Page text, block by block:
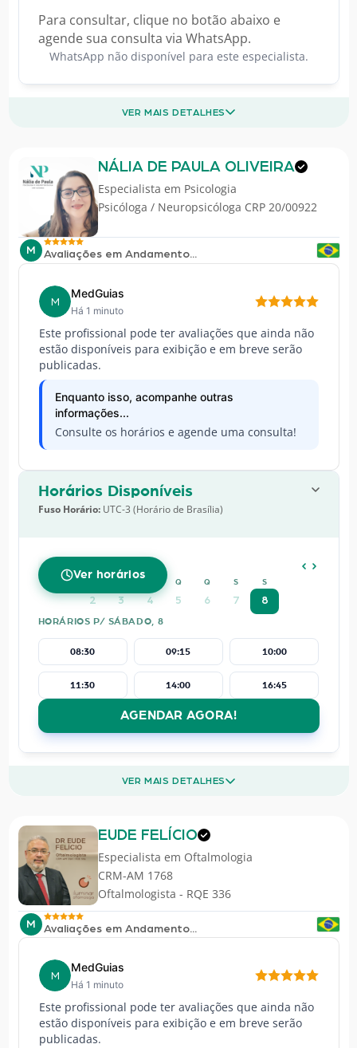
Para consultar, clique no botão abaixo e
agende sua consulta via WhatsApp.
WhatsApp não disponível para este especialista.
VER MAIS DETALHES
NÁLIA DE PAULA OLIVEIRA
Especialista em Psicologia
Psicóloga / Neuropsicóloga CRP 20/00922
M Avaliações em Andamento...
M
MedGuias
Há 1 minuto
Este profissional pode ter avaliações que ainda não
estão disponíveis para exibição e em breve serão
publicadas.
Enquanto isso, acompanhe outras
informações...
Consulte os horários e agende uma consulta!
Horários Disponíveis
Fuso Horário:UTC-3 (Horário de Brasília)
Ver horários
AGOSTO 2026
Q Q S S
2 3 4 5 6 7 8
HORÁRIOS P/ SÁBADO, 8
08:30 09:15 10:00
11:30 14:00 16:45
AGENDAR AGORA!
VER MAIS DETALHES
EUDE FELÍCIO
Especialista em Oftalmologia
CRM-AM 1768
Oftalmologista - RQE 336
M Avaliações em Andamento...
M
MedGuias
Há 1 minuto
Este profissional pode ter avaliações que ainda não
estão disponíveis para exibição e em breve serão
publicadas.